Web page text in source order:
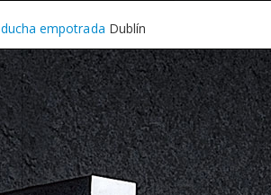
ducha empotrada Dublín